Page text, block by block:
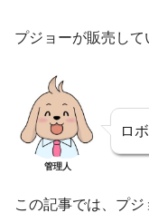
プジョーが販売して
管理人
ロ
この記事では、プ